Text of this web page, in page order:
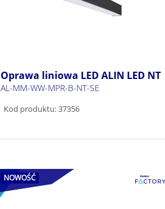
Oprawa liniowa LED ALIN LED NT
AL-MM-WW-MPR-B-NT-SE
Kod produktu: 37356
NOWOŚĆ